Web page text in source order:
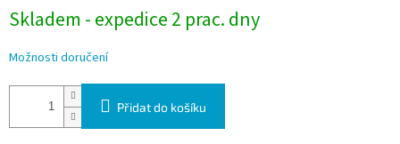
Skladem - expedice 2 prac. dny
Možnosti doručení
Přidat do košíku